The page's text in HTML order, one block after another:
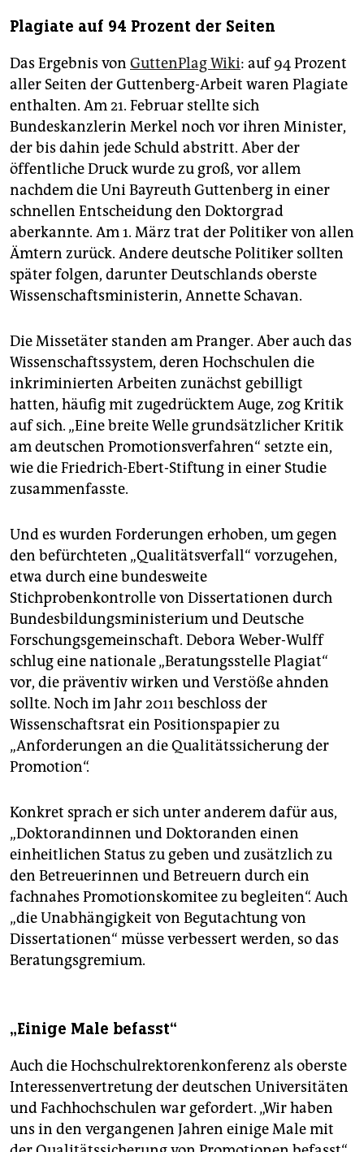
das heißt Origina­lität, erreicht hat. Banale
Formulierungen werden nicht erfasst.
Wissenschaftliches ZitierenIn wissenschaftlichen
Arbeiten muss jede fremde Idee, Aussage und
Argumentation durch Angabe der Quelle kenntlich
gemacht werden.
Annalena BaerbockPlagiiert hat Annalena Baerbock
an mehreren Stellen. Es ist aber zweifelhaft, ob damit
auch das Urheberrecht verletzt ist, weil es sich bei
den übernommenen Passagen meist um kurze
sachliche Aussagen handelt. Den Kriterien
wissenschaftlichen Arbeitens muss ihr Buch jedenfalls
nicht genügen.(chr)
Plagiate auf 94 Prozent der Seiten
Das Ergebnis von GuttenPlag Wiki: auf 94 Prozent
aller Seiten der Guttenberg-Arbeit waren Plagiate
enthalten. Am 21. Februar stellte sich
Bundeskanzlerin Merkel noch vor ihren Minister,
der bis dahin jede Schuld abstritt. Aber der
öffentliche Druck wurde zu groß, vor allem
nachdem die Uni Bayreuth Guttenberg in einer
schnellen Entscheidung den Doktorgrad
aberkannte. Am 1. März trat der Politiker von allen
Ämtern zurück. Andere deutsche Politiker sollten
später folgen, darunter Deutschlands oberste
Wissenschaftsministerin, Annette Schavan.
Die Missetäter standen am Pranger. Aber auch das
Wissenschaftssystem, deren Hochschulen die
inkriminierten Arbeiten zunächst gebilligt
hatten, häufig mit zugedrücktem Auge, zog Kritik
auf sich. „Eine breite Welle grundsätzlicher Kritik
am deutschen Promotionsverfahren“ setzte ein,
wie die Friedrich-Ebert-Stiftung in einer Studie
zusammenfasste.
Und es wurden Forderungen erhoben, um gegen
den befürchteten „Qualitätsverfall“ vorzugehen,
etwa durch eine bundesweite
Stichprobenkontrolle von Dissertationen durch
Bundesbildungsministerium und Deutsche
Forschungsgemeinschaft. Debora Weber-Wulff
schlug eine nationale „Beratungsstelle Plagiat“
vor, die präventiv wirken und Verstöße ahnden
sollte. Noch im Jahr 2011 beschloss der
Wissenschaftsrat ein Positionspapier zu
„Anforderungen an die Qualitätssicherung der
Promotion“.
Konkret sprach er sich unter anderem dafür aus,
„Doktorandinnen und Doktoranden einen
einheitlichen Status zu geben und zusätzlich zu
den Betreuerinnen und Betreuern durch ein
fachnahes Promotionskomitee zu begleiten“. Auch
„die Unabhängigkeit von Begutachtung von
Dissertationen“ müsse verbessert werden, so das
Beratungsgremium.
„Einige Male befasst“
Auch die Hochschulrektorenkonferenz als oberste
Interessenvertretung der deutschen Universitäten
und Fachhochschulen war gefordert. „Wir haben
uns in den vergangenen Jahren einige Male mit